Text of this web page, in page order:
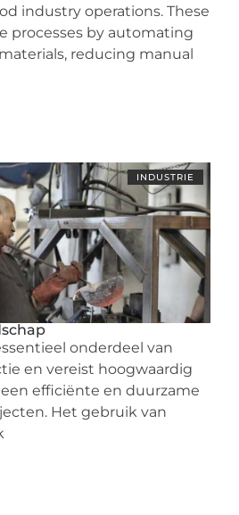
industry operations. These
processes by automating
reducing manual
INDUSTRIE
onderdeel van
en vereist hoogwaardig
efficiënte en duurzame
Het gebruik van